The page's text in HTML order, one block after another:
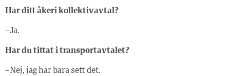
Har ditt åkeri kollektivavtal?
– Ja.
Har du tittat i transportavtalet?
– Nej, jag har bara sett det.